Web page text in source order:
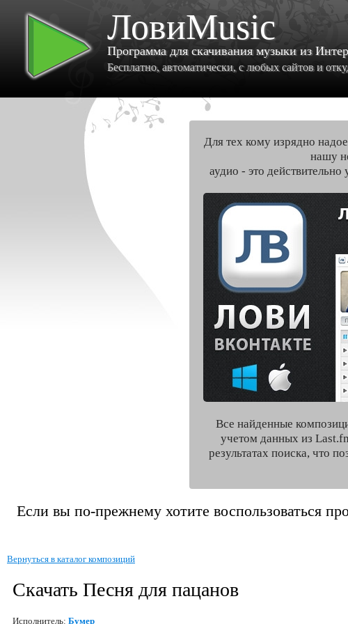
ЛовиMusic
Программа для скачивания музыки из
Бесплатно, автоматически, с любых сайтов и
Для тех кому изрядно
нашу
аудио - это
Все найденные
учетом данных из
результатах поиска, что
Если вы по-прежнему хотите воспользоваться
Вернуться в каталог композиций
Скачать Песня для пацанов
Исполнитель: Бумер